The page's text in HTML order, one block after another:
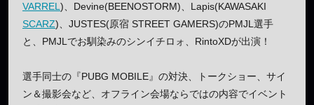
VARREL)、Devine(BEENOSTORM)、Lapis(KAWASAKI
SCARZ)、JUSTES(原宿 STREET GAMERS)のPMJL選手
と、PMJLでお馴染みのシンイチロォ、RintoXDが出演！
選手同士の『PUBG MOBILE』の対決、トークショー、サイ
ン＆撮影会など、オフライン会場ならではの内容でイベント